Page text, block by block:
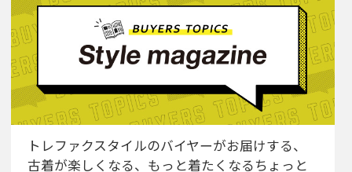
トレファクスタイルのバイヤーがお届けする、
古着が楽しくなる、もっと着たくなるちょっと